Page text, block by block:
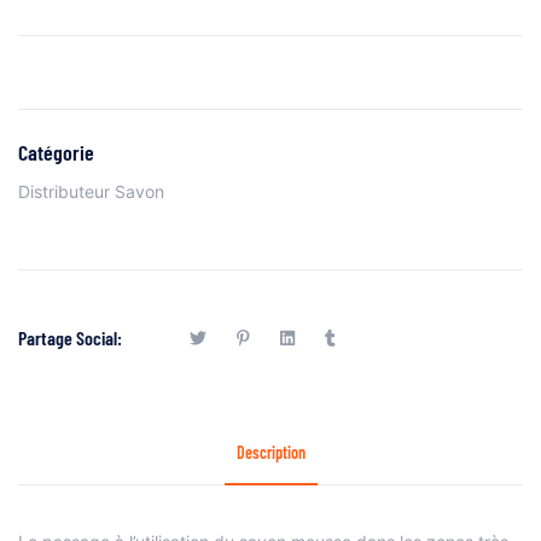
Catégorie
Distributeur Savon
Partage Social:
Description